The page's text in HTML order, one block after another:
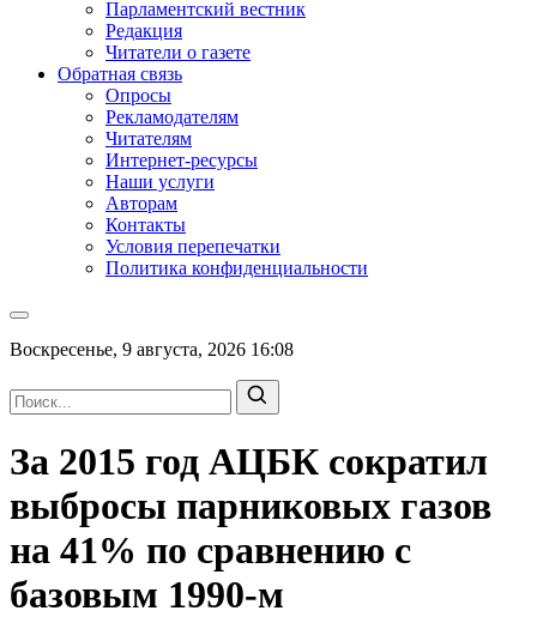
Парламентский вестник
Редакция
Читатели о газете
Обратная связь
Опросы
Рекламодателям
Читателям
Интернет-ресурсы
Наши услуги
Авторам
Контакты
Условия перепечатки
Политика конфиденциальности
Воскресенье, 9 августа, 2026 16:08
За 2015 год АЦБК сократил
выбросы парниковых газов
на 41% по сравнению с
базовым 1990-м